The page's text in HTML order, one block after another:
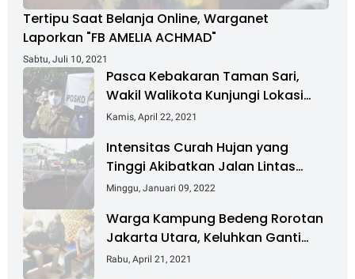
Tertipu Saat Belanja Online, Warganet
Laporkan "FB AMELIA ACHMAD"
Sabtu, Juli 10, 2021
Pasca Kebakaran Taman Sari,
Wakil Walikota Kunjungi Lokasi
Kebakaran Dan Salurkan Bantuan
Kamis, April 22, 2021
Intensitas Curah Hujan yang
Tinggi Akibatkan Jalan Lintas
Sumatera Nyaris Putus
Minggu, Januari 09, 2022
Warga Kampung Bedeng Rorotan
Jakarta Utara, Keluhkan Ganti
Rugi Pembebasan Lahan Tol
Rabu, April 21, 2021